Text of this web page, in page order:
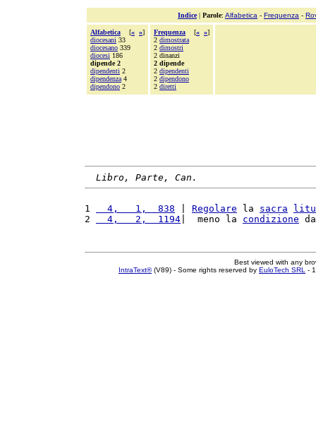
Indice| Parole: Alfabetica - Frequenza -
Alfabetica [« »]
diocesani 33
diocesano 339
diocesi 186
dipende 2
dipendenti 2
dipendenza 4
dipendono 2
Frequenza [« »]
2 dimostrata
2 dimostri
2 dinanzi
2 dipende
2 dipendenti
2 dipendono
2 diretti
Libro, Parte, Can.
1
  4,   1,  838
Regolare la sacra
2
  4,   2,  1194
|  meno la condizione
Best viewed with any
IntraText®(V89) - Some rights reserved by EuloTech SRL -